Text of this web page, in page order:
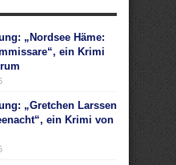
„Nordsee Häme:
ein Krimi
„Gretchen Larssen
ein Krimi von